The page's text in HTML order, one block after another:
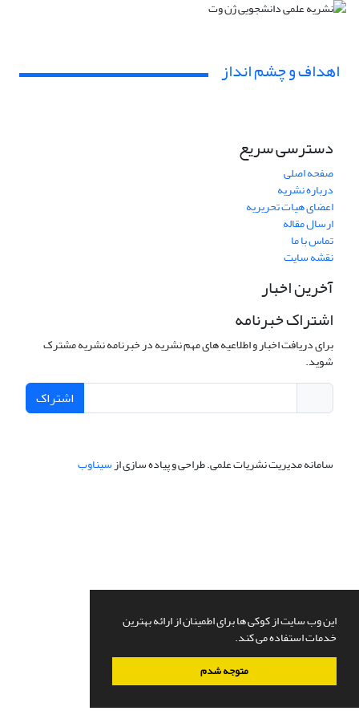
این وب سایت از کوکی ها برای اطمینان از ارائه بهترین
خدمات استفاده می کند.
متوجه شدم
اهداف و چشم انداز
دسترسی سریع
صفحه اصلی
درباره نشریه
اعضای هیات تحریریه
ارسال مقاله
تماس با ما
نقشه سایت
آخرین اخبار
اشتراک خبرنامه
برای دریافت اخبار و اطلاعیه های مهم نشریه در خبرنامه نشریه مشترک
شوید.
اشتراک
سامانه مدیریت نشریات علمی.طراحی و پیاده سازی ازسیناوب